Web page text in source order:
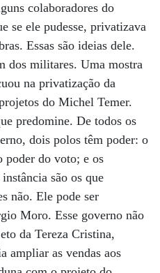
colaboradores do
se ele pudesse, privatizava
Essas são ideias dele.
dos militares. Uma mostra
na privatização da
do Michel Temer.
predomine. De todos os
dois polos têm poder: o
poder do voto; e os
são os que
não. Ele pode ser
Moro. Esse governo não
da Tereza Cristina,
ampliar as vendas aos